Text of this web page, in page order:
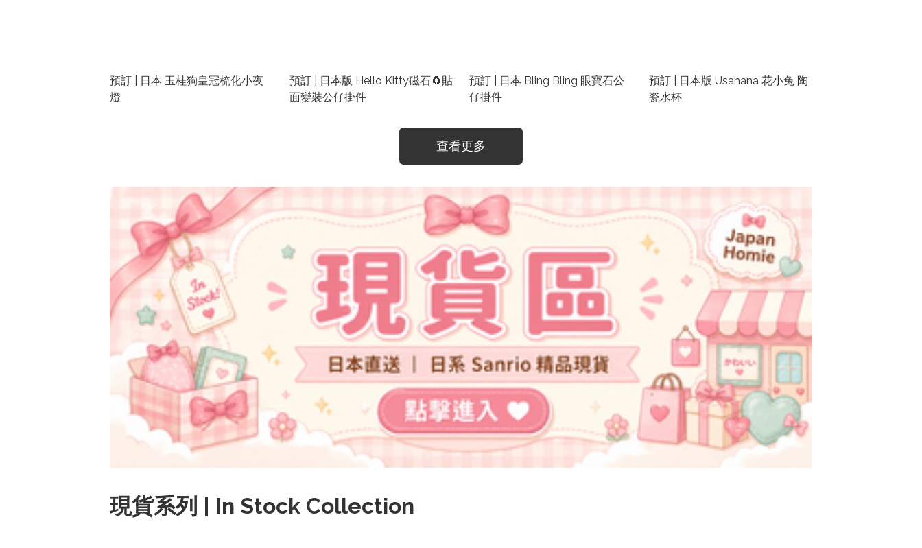
預訂 | 日本 玉桂狗皇冠梳化小夜
燈
預訂 | 日本版 Hello Kitty磁石🧲貼
面變裝公仔掛件
預訂 | 日本 Bling Bling 眼寶石公
仔掛件
預訂 | 日本版 Usahana 花小兔 陶
瓷水杯
查看更多
現貨系列 | In Stock Collection